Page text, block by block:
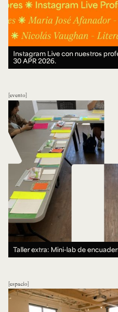
Instagram Live con nuestros
30 APR 2026.
evento
Taller extra: Mini-lab de
espacio